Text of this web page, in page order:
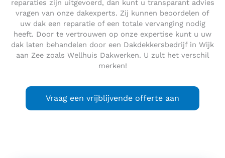
reparaties zijn uitgevoerd, dan kunt u transparant advies
vragen van onze dakexperts. Zij kunnen beoordelen of
uw dak een reparatie of een totale vervanging nodig
heeft. Door te vertrouwen op onze expertise kunt u uw
dak laten behandelen door een Dakdekkersbedrijf in Wijk
aan Zee zoals Wellhuis Dakwerken. U zult het verschil
merken!
Vraag een vrijblijvende offerte aan